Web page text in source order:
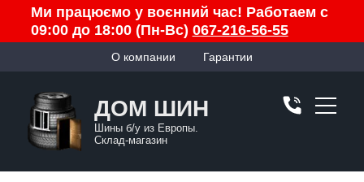
Ми працюємо у воєнний час! Работаем с
09:00 до 18:00 (Пн-Вс) 067-216-56-55
О компании Гарантии
ДОМ ШИН
Шины б/у из Европы.
Склад-магазин